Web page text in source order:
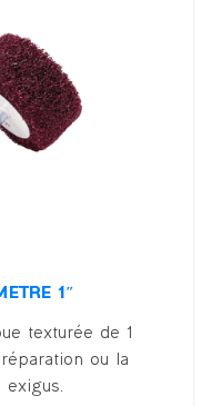
1″
texturée de 1
ou la
exigus.